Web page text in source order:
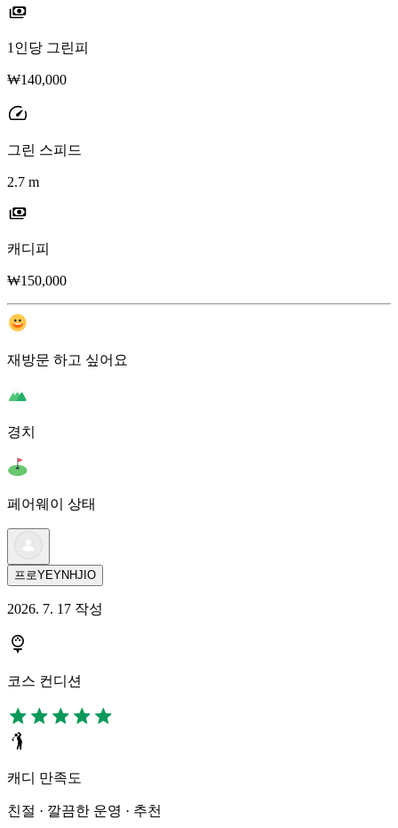
1인당 그린피
₩140,000
그린 스피드
2.7 m
캐디피
₩150,000
재방문 하고 싶어요
경치
페어웨이 상태
프로YEYNHJIO
2026. 7. 17 작성
코스 컨디션
캐디 만족도
친절 · 깔끔한 운영 · 추천